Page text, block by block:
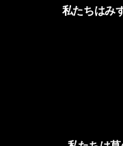
私たちはみ